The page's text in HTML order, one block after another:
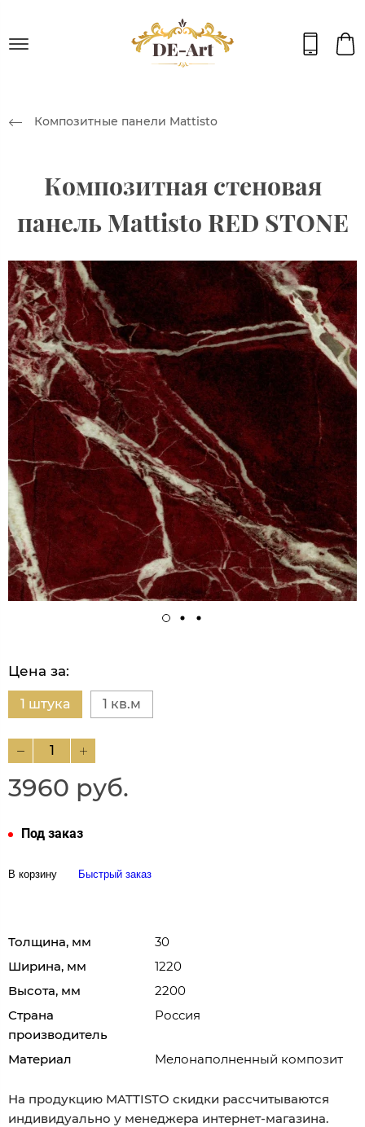
Композитные панели Mattisto
Композитная стеновая
панель Mattisto RED STONE
Цена за:
1 штука 1 кв.м
3960 руб.
Под заказ
В корзину Быстрый заказ
Толщина, мм
30
Ширина, мм
1220
Высота, мм
2200
Страна
производитель
Россия
Материал Мелонаполненный композит
На продукцию MATTISTO скидки рассчитываются
индивидуально у менеджера интернет-магазина.